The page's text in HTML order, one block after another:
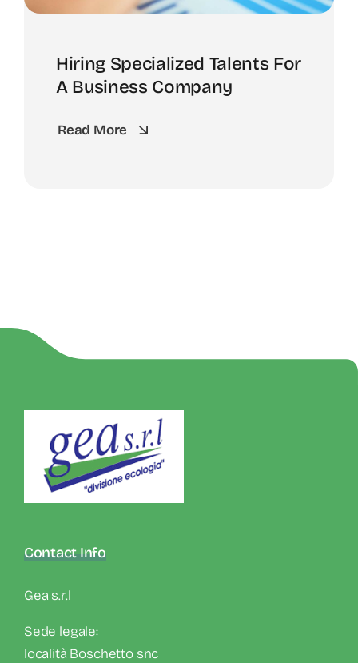
Hiring Specialized Talents For
A Business Company
Read More
Contact Info
Gea s.r.l
Sede legale:
località Boschetto snc